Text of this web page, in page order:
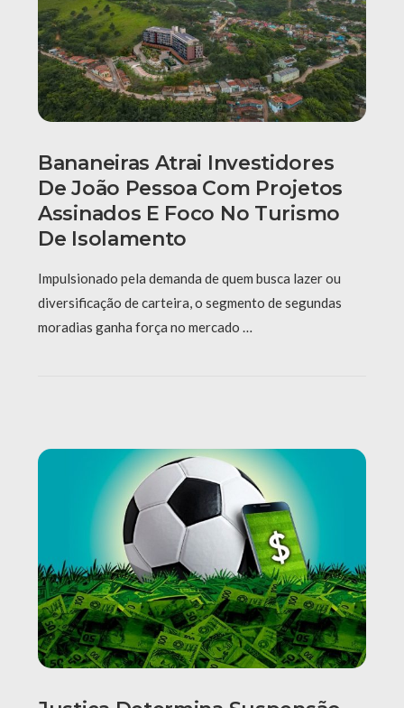
Bananeiras Atrai Investidores
De João Pessoa Com Projetos
Assinados E Foco No Turismo
De Isolamento
Impulsionado pela demanda de quem busca lazer ou
diversificação de carteira, o segmento de segundas
moradias ganha força no mercado …